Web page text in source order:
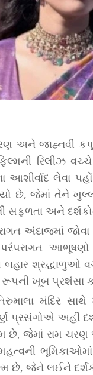
અને જાહ્નવી
રિલીઝ
આશીર્વાદ લેવા
છે, જેમાં તેને
સફળતા અને
અંદાજમાં
બહાર
ખૂબ પ્રશંસા
મંદિર
પ્રસંગોએ અહીં
છે, જેમાં રામ
છે, જેને લઈને